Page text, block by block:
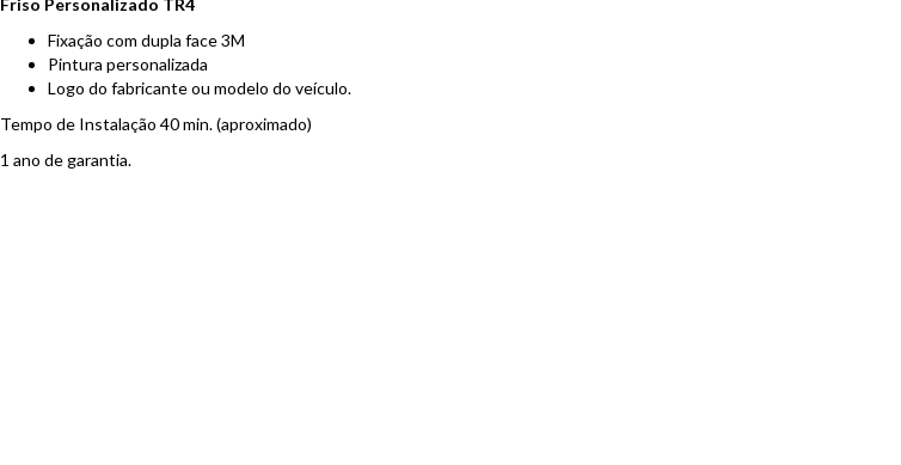
Friso Personalizado TR4
Fixação com dupla face 3M
Pintura personalizada
Logo do fabricante ou modelo do veículo.
Tempo de Instalação 40 min. (aproximado)
1 ano de garantia.